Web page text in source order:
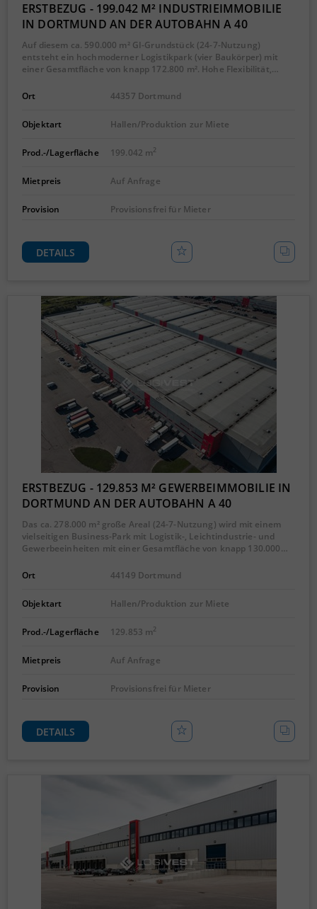
ERSTBEZUG - 199.042 M² INDUSTRIEIMMOBILIE
IN DORTMUND AN DER AUTOBAHN A 40
Auf diesem ca. 590.000 m² GI-Grundstück (24-7-Nutzung)
entsteht ein hochmoderner Logistikpark (vier Baukörper) mit
einer Gesamtfläche von knapp 172.800 m². Hohe Flexibilität,…
Ort 44357 Dortmund
Objektart Hallen/Produktion zur Miete
Prod.-/Lagerfläche 199.042 m2
Mietpreis Auf Anfrage
Provision Provisionsfrei für Mieter
DETAILS
ERSTBEZUG - 129.853 M² GEWERBEIMMOBILIE IN
DORTMUND AN DER AUTOBAHN A 40
Das ca. 278.000 m² große Areal (24-7-Nutzung) wird mit einem
vielseitigen Business-Park mit Logistik-, Leichtindustrie- und
Gewerbeeinheiten mit einer Gesamtfläche von knapp 130.000…
Ort 44149 Dortmund
Objektart Hallen/Produktion zur Miete
Prod.-/Lagerfläche 129.853 m2
Mietpreis Auf Anfrage
Provision Provisionsfrei für Mieter
DETAILS